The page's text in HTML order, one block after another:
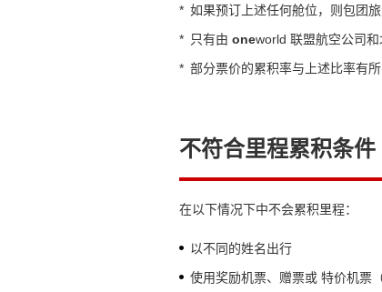
* 如果预订上述任何舱位，则包团
* 只有由 oneworld 联盟航空公司和
* 部分票价的累积率与上述比率有所
不符合里程累积条件
在以下情况下中不会累积里程：
以不同的姓名出行
使用奖励机票、赠票或 特价机票